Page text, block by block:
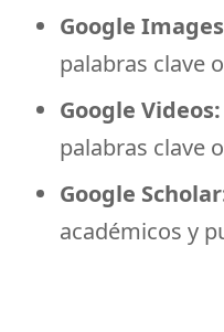
Google
palabras clave
Google Videos:
palabras clave
Google
académicos y